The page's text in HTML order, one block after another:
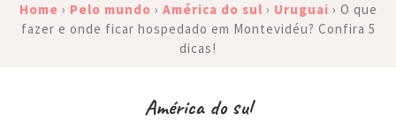
Home › Pelo mundo › América do sul › Uruguai › O que
fazer e onde ficar hospedado em Montevidéu? Confira 5
dicas!
América do sul